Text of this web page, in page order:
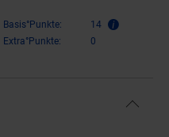
Basis°Punkte:
14
Extra°Punkte:
0